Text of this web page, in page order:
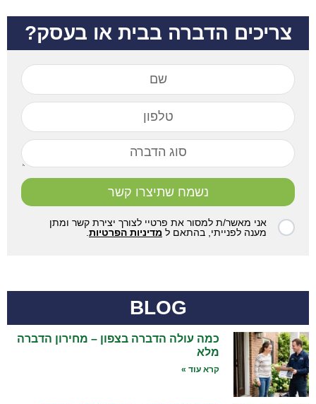
צריכים הדברה בבית או בעסק?
אני מאשר/ת למסור את פרטיי לצורך יצירת קשר ומתן
מענה לפנייתי, בהתאם ל מדיניות הפרטיות.
נשמח שתיצרו קשר
BLOG
כמה עולה הדברה בצפון – מחירון הדברה
מלא
קרא עוד »